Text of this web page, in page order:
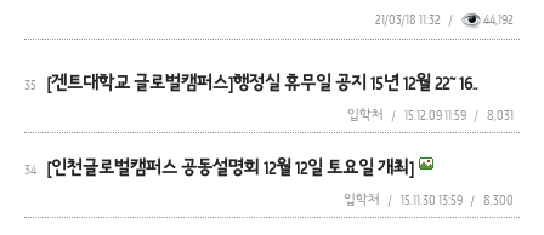
21/03/18 11:32 / 44,192
35 [겐트대학교 글로벌캠퍼스]행정실 휴무일 공지 15년 12월 22~ 16..
입학처 / 15.12.09 11:59 / 8,031
34 [인천글로벌캠퍼스 공동설명회 12월 12일 토요일 개최]
입학처 / 15.11.30 13:59 / 8,300